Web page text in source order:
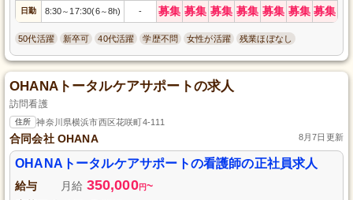
日勤 8:30～ 17:30(6～8h) - 募集 募集 募集 募集 募集 募集 募集
50代活躍 新卒可 40代活躍 学歴不問 女性が活躍 残業ほぼなし
OHANAトータルケアサポートの求人
訪問看護
住所 神奈川県横浜市西区花咲町4-111
合同会社 OHANA 8月7日更新
OHANAトータルケアサポートの看護師の正社員求人
給与 月給 350,000円~